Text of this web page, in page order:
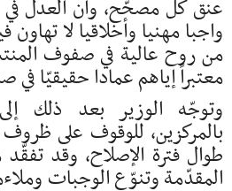
عنق كل مصحّح، وأن العدل في
واجبا مهنيا وأخلاقيا لا
من روح عالية في صفوف
معتبراً إياهم عمادا حقيقيّا
وتوجّه الوزير بعد ذلك
بالمركزين، للوقوف على ظروف
طوال فترة الإصلاح، وقد
المقدّمة وتنوّع الوجبات